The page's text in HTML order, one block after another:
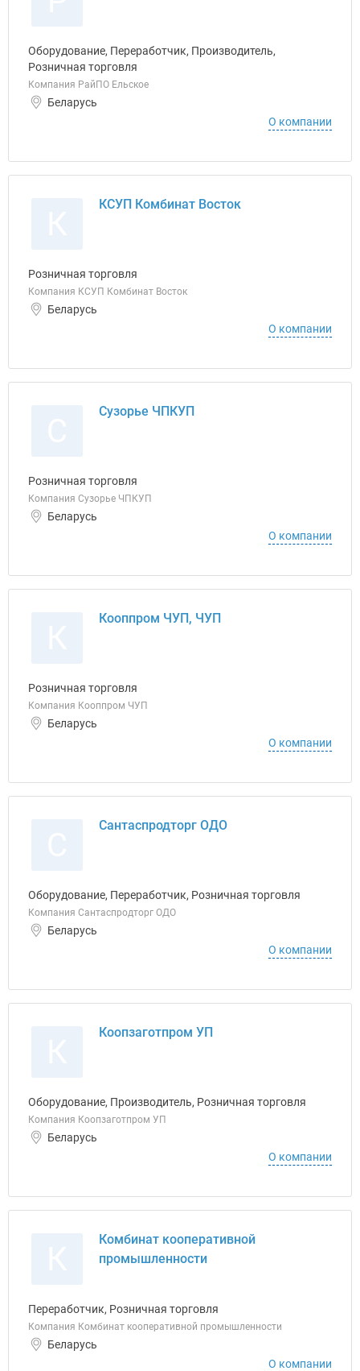
Оборудование, Переработчик, Производитель,
Розничная торговля
Компания РайПО Ельское
Беларусь
О компании
КСУП Комбинат Восток
Розничная торговля
Компания КСУП Комбинат Восток
Беларусь
О компании
Сузорье ЧПКУП
Розничная торговля
Компания Сузорье ЧПКУП
Беларусь
О компании
Кооппром ЧУП, ЧУП
Розничная торговля
Компания Кооппром ЧУП
Беларусь
О компании
Сантаспродторг ОДО
Оборудование, Переработчик, Розничная торговля
Компания Сантаспродторг ОДО
Беларусь
О компании
Коопзаготпром УП
Оборудование, Производитель, Розничная торговля
Компания Коопзаготпром УП
Беларусь
О компании
Комбинат кооперативной
промышленности
Переработчик, Розничная торговля
Компания Комбинат кооперативной промышленности
Беларусь
О компании